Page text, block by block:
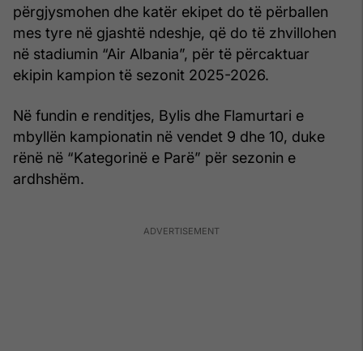
përgjysmohen dhe katër ekipet do të përballen
mes tyre në gjashtë ndeshje, që do të zhvillohen
në stadiumin “Air Albania”, për të përcaktuar
ekipin kampion të sezonit 2025-2026.
Në fundin e renditjes, Bylis dhe Flamurtari e
mbyllën kampionatin në vendet 9 dhe 10, duke
rënë në “Kategorinë e Parë” për sezonin e
ardhshëm.